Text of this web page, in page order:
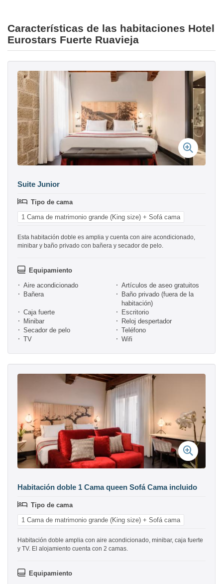
Características de las habitaciones Hotel
Eurostars Fuerte Ruavieja
Suite Junior
Tipo de cama
1 Cama de matrimonio grande (King size) + Sofá cama
Esta habitación doble es amplia y cuenta con aire acondicionado,
minibar y baño privado con bañera y secador de pelo.
Equipamiento
Aire acondicionado
Artículos de aseo gratuitos
Bañera
Baño privado (fuera de la
habitación)
Caja fuerte
Escritorio
Minibar
Reloj despertador
Secador de pelo
Teléfono
TV
Wifi
Habitación doble 1 Cama queen Sofá Cama incluido
Tipo de cama
1 Cama de matrimonio grande (King size) + Sofá cama
Habitación doble amplia con aire acondicionado, minibar, caja fuerte
y TV. El alojamiento cuenta con 2 camas.
Equipamiento